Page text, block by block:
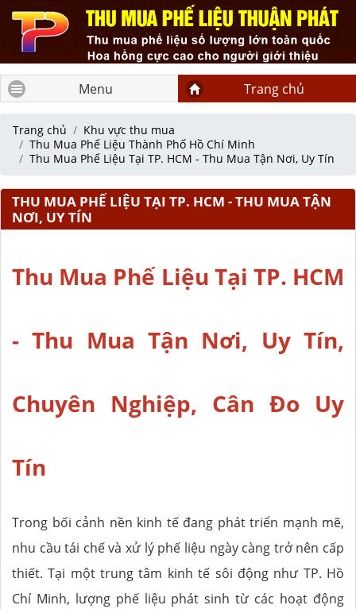
Menu Trang chủ
Trang chủ
Khu vực thu mua
Thu Mua Phế Liệu Thành Phố Hồ Chí Minh
Thu Mua Phế Liệu Tại TP. HCM - Thu Mua Tận Nơi, Uy Tín
THU MUA PHẾ LIỆU TẠI TP. HCM - THU MUA TẬN
NƠI, UY TÍN
Thu Mua Phế Liệu Tại TP. HCM
- Thu Mua Tận Nơi, Uy Tín,
Chuyên Nghiệp, Cân Đo Uy
Tín
Trong bối cảnh nền kinh tế đang phát triển mạnh mẽ,
nhu cầu tái chế và xử lý phế liệu ngày càng trở nên cấp
thiết. Tại một trung tâm kinh tế sôi động như TP. Hồ
Chí Minh, lượng phế liệu phát sinh từ các hoạt động